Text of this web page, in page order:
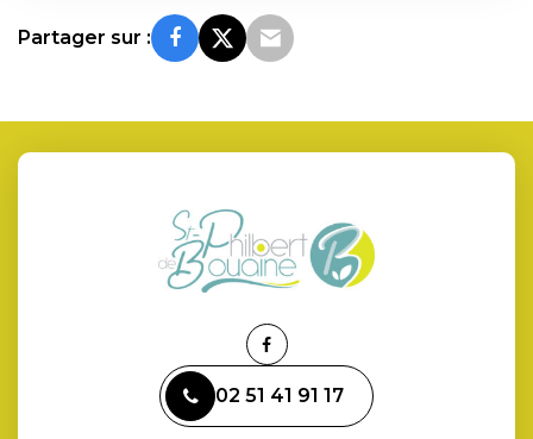
Partager sur :
Lien
le
compte
02 51 41 91 17